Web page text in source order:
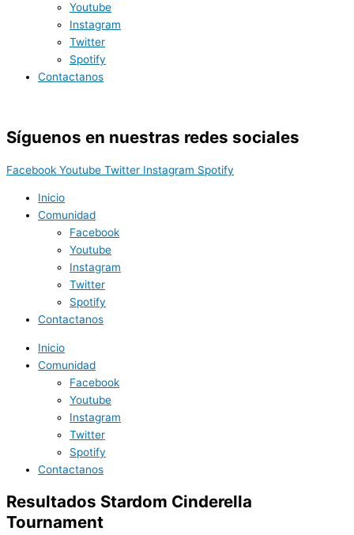
Youtube
Instagram
Twitter
Spotify
Contactanos
Síguenos en nuestras redes sociales
Facebook Youtube Twitter Instagram Spotify
Inicio
Comunidad
Facebook
Youtube
Instagram
Twitter
Spotify
Contactanos
Inicio
Comunidad
Facebook
Youtube
Instagram
Twitter
Spotify
Contactanos
Resultados Stardom Cinderella
Tournament